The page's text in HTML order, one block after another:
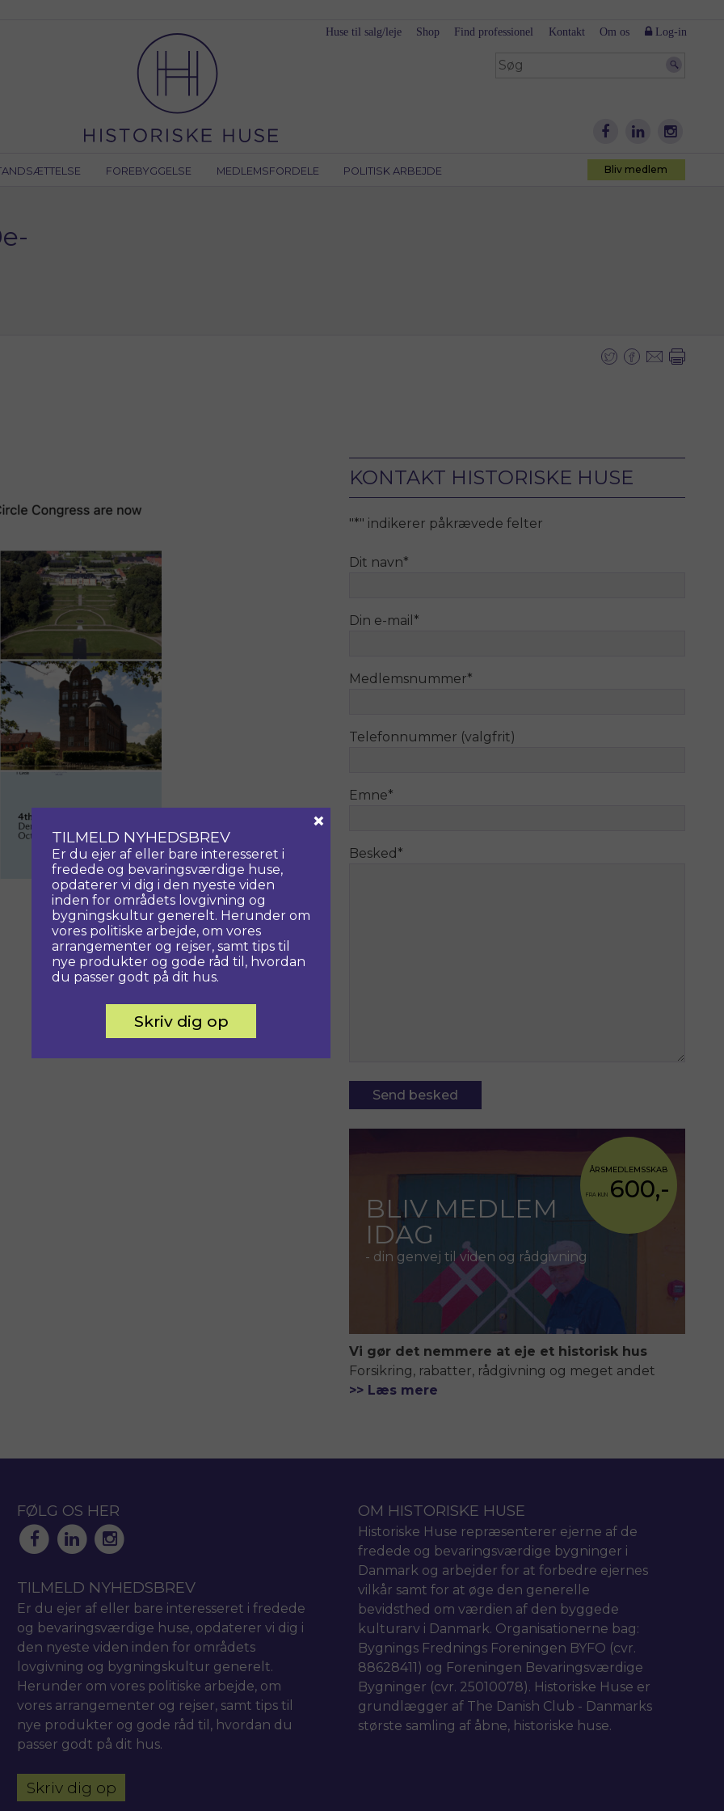
FOREBYGGELSE MEDLEMSFORDELE POLITISK ARBEJDE Bliv medlem
Huse til salg/leje Shop Find professionel Kontakt Om os Log-in
KONTAKT HISTORISKE HUSE
"*" indikerer påkrævede felter
Dit navn*
Din e-mail *
Medlemsnummer*
Telefonnummer (valgfrit)
Emne*
Besked *
Send besked
BLIV MEDLEM
IDAG
- din genvej til viden og rådgivning
ÅRSMEDLEMSSKAB
FRA KUN 600,-
Vi gør det nemmere at eje et historisk hus
Forsikring, rabatter, rådgivning og meget andet
>> Læs mere
FØLG OS HER
TILMELD NYHEDSBREV
Er du ejer af eller bare interesseret i fredede
og bevaringsværdige huse, opdaterer vi dig i
den nyeste viden inden for områdets
lovgivning og bygningskultur generelt.
Herunder om vores politiske arbejde, om
vores arrangementer og rejser, samt tips til
nye produkter og gode råd til, hvordan du
passer godt på dit hus.
Skriv dig op
OM HISTORISKE HUSE
Historiske Huse repræsenterer ejerne af de
fredede og bevaringsværdige bygninger i
Danmark og arbejder for at forbedre ejernes
vilkår samt for at øge den generelle
bevidsthed om værdien af den byggede
kulturarv i Danmark. Organisationerne bag:
Bygnings Frednings Foreningen BYFO (cvr.
88628411) og Foreningen Bevaringsværdige
Bygninger (cvr. 25010078). Historiske Huse er
grundlægger af The Danish Club - Danmarks
største samling af åbne, historiske huse.
TILMELD NYHEDSBREV
Er du ejer af eller bare interesseret i
fredede og bevaringsværdige huse,
opdaterer vi dig i den nyeste viden
inden for områdets lovgivning og
bygningskultur generelt. Herunder om
vores politiske arbejde, om vores
arrangementer og rejser, samt tips til
nye produkter og gode råd til, hvordan
du passer godt på dit hus.
Skriv dig op
×